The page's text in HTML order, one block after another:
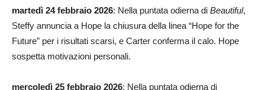
martedì 24 febbraio 2026: Nella puntata odierna di Beautiful,
Steffy annuncia a Hope la chiusura della linea “Hope for the
Future” per i risultati scarsi, e Carter conferma il calo. Hope
sospetta motivazioni personali.
mercoledì 25 febbraio 2026: Nella puntata odierna di